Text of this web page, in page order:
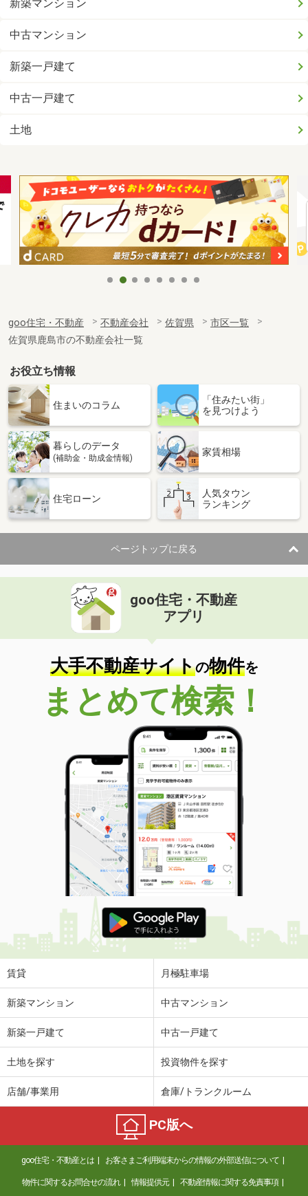
新築マンション
中古マンション
新築一戸建て
中古一戸建て
土地
goo住宅・不動産 不動産会社 佐賀県
市区一覧
佐賀県鹿島市の不動産会社一覧
お役立ち情報
住まいのコラム
「住みたい街」
を見つけよう
暮らしのデータ
(補助金・助成金情報)
家賃相場
住宅ローン
人気タウン
ランキング
ページトップに戻る
goo住宅・不動産
アプリ
大手不動産サイトの物件を
まとめて検索！
賃貸 月極駐車場
新築マンション 中古マンション
新築一戸建て 中古一戸建て
土地を探す 投資物件を探す
店舗/事業用 倉庫/トランクルーム
PC版へ
goo住宅・不動産とは お客さまご利用端末からの情報の外部送信について
物件に関するお問合せの流れ 情報提供元 不動産情報に関する免責事項